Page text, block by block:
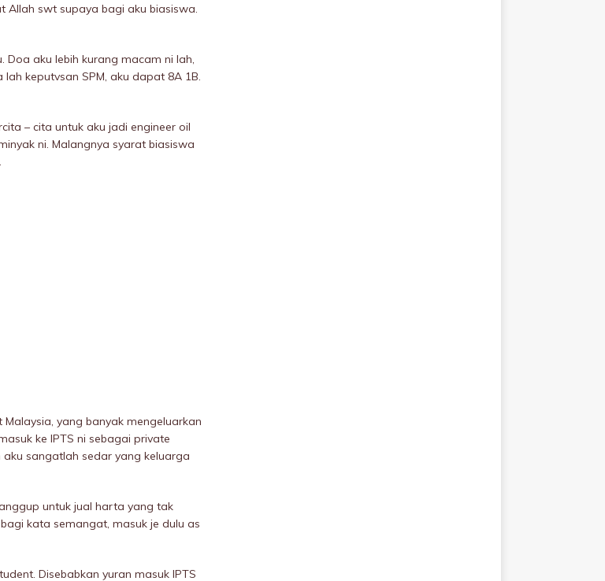
Allah swt supaya bagi aku biasiswa.
aku lebih kurang macam ni lah,
keputvsan SPM, aku dapat 8A 1B.
– cita untuk aku jadi engineer oil
ni. MaIangnya syarat biasiswa
yang banyak mengeluarkan
ke IPTS ni sebagai private
sangatlah sedar yang keluarga
untuk jual harta yang tak
kata semangat, masuk je dulu as
Disebabkan yuran masuk IPTS